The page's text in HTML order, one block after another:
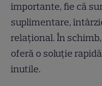
importante, fie că
suplimentare,
relațional. În
oferă o soluție
inutile.